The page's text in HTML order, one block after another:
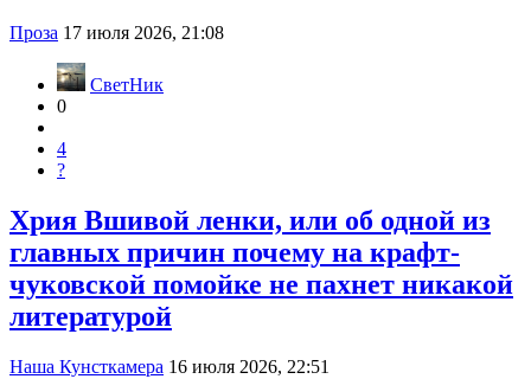
Проза 17 июля 2026, 21:08
СветНик
0
4
?
Хрия Вшивой ленки, или об одной из
главных причин почему на крафт-
чуковской помойке не пахнет никакой
литературой
Наша Кунсткамера 16 июля 2026, 22:51